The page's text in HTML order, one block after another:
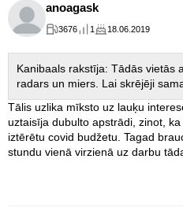
anoagask
3676 1 18.06.2019
Kanibaals rakstīja: Tādās vietās
radars un miers. Lai skrējēji
Tālis uzlika mīksto uz lauķu
uztaisīja dubulto apstrādi, zinot,
iztērētu covid budžetu. Tagad
stundu vienā virzienā uz darbu